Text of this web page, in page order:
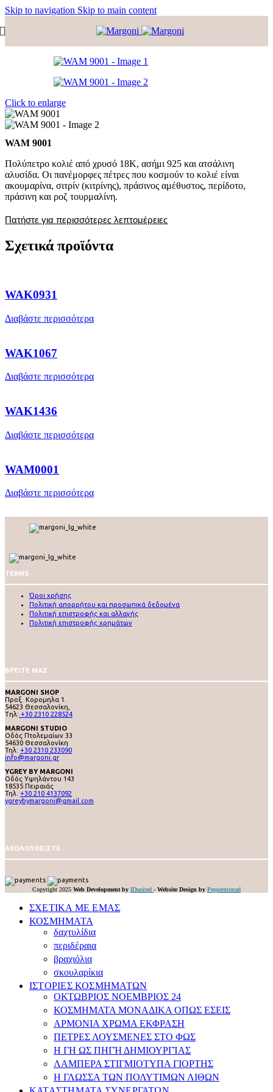
Skip to navigation Skip to main content
Click to enlarge
WAM 9001
Πολύπετρο κολιέ από χρυσό 18Κ, ασήμι 925 και ατσάλινη
αλυσίδα. Οι πανέμορφες πέτρες που κοσμούν το κολιέ είναι
ακουμαρίνα, σιτρίν (κιτρίνης), πράσινος αμέθυστος, περίδοτο,
πράσινη και ροζ τουρμαλίνη.
Πατήστε για περισσότερες λεπτομέρειες
Σχετικά προϊόντα
WAK0931
Διαβάστε περισσότερα
WAK1067
Διαβάστε περισσότερα
WAK1436
Διαβάστε περισσότερα
WAM0001
Διαβάστε περισσότερα
TERMS
Όροι χρήσης
Πολιτική απορρήτου και προσωπικά δεδομένα
Πολιτική επιστροφής και αλλαγής
Πολιτική επιστροφής χρημάτων
ΒΡΕΙΤΕ ΜΑΣ
MARGONI SHOP
Προξ. Κορομηλα 1.
54623 Θεσσαλονίκη,
Tηλ: +30 2310 228524
MARGONI STUDIO
Οδός Πτολεμαίων 33
54630 Θεσσαλονίκη
Τηλ: +30 2310 233090
info@margoni.gr
YGREY BY MARGONI
Oδός Υψηλάντου 143
18535 Πειραιάς
Τηλ. +30 210 4137092
ygreybymargoni@gmail.com
ΑΚΟΛΟΥΘΕΙΣΤΕ
Copyright 2025 Web Development by IDunited - Website Design by Peppermintad
ΣΧΕΤΙΚΑ ΜΕ ΕΜΑΣ
ΚΟΣΜΗΜΑΤΑ
δαχτυλίδια
περιδέραια
βραχιόλια
σκουλαρίκια
ΙΣΤΟΡΙΕΣ ΚΟΣΜΗΜΑΤΩΝ
ΟΚΤΩΒΡΙΟΣ ΝΟΕΜΒΡΙΟΣ 24
ΚΟΣΜΗΜΑΤΑ ΜΟΝΑΔΙΚΑ ΟΠΩΣ ΕΣΕΙΣ
APMONIA ΧΡΩΜΑ EΚΦΡΑΣΗ
ΠΕΤΡΕΣ ΛΟΥΣΜEΝΕΣ ΣΤΟ ΦΩΣ
Η ΓΗ ΩΣ ΠΗΓΉ ΔΗΜΙΟΥΡΓΊΑΣ
ΛΑΜΠΕΡΑ ΣΤΙΓΜΙΟΤΥΠΑ ΓΙΟΡΤΗΣ
Η ΓΛΩΣΣΑ ΤΩΝ ΠΟΛΥΤΙΜΩΝ ΛΙΘΩΝ